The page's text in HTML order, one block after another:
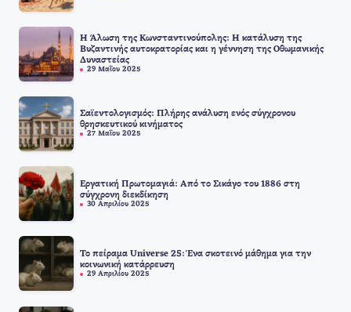
Η Άλωση της Κωνσταντινούπολης: Η κατάλυση της
Βυζαντινής αυτοκρατορίας και η γέννηση της Οθωμανικής
Δυναστείας
29 Μαΐου 2025
Σαϊεντολογισμός: Πλήρης ανάλυση ενός σύγχρονου
θρησκευτικού κινήματος
27 Μαΐου 2025
Εργατική Πρωτομαγιά: Από το Σικάγο του 1886 στη
σύγχρονη διεκδίκηση
30 Απριλίου 2025
Το πείραμα Universe 25: Ένα σκοτεινό μάθημα για την
κοινωνική κατάρρευση
29 Απριλίου 2025